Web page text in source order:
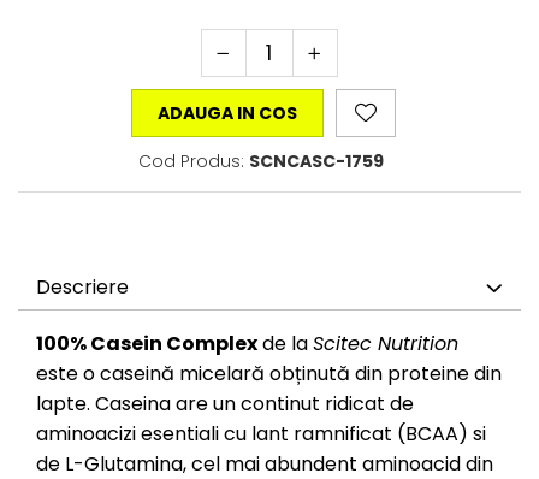
ADAUGA IN COS
Cod Produs: SCNCASC-1759
Descriere
100% Casein Complexde laScitec Nutrition
este o caseină micelară obținută din proteine din
lapte. Caseina are un continut ridicat de
aminoacizi esentiali cu lant ramnificat (BCAA) si
de L-Glutamina, cel mai abundent aminoacid din